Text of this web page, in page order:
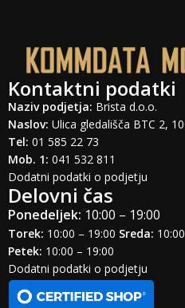
Kontaktni podatki
Naziv podjetja: Brista d.o.o.
Naslov: Ulica gledališča BTC 2,
Tel: 01 585 22 73
Mob. 1: 041 532 811
Dodatni podatki o podjetju
Delovni čas
Ponedeljek: 10:00 – 19:00
Torek: 10:00 – 19:00 Sreda:
Petek: 10:00 – 19:00
Dodatni podatki o podjetju